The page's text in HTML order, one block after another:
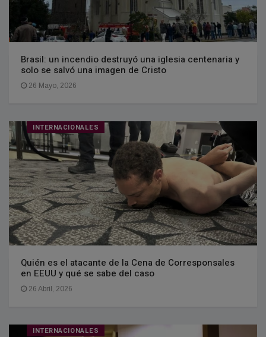
Brasil: un incendio destruyó una iglesia centenaria y
solo se salvó una imagen de Cristo
26 Mayo, 2026
INTERNACIONALES
Quién es el atacante de la Cena de Corresponsales
en EEUU y qué se sabe del caso
26 Abril, 2026
INTERNACIONALES